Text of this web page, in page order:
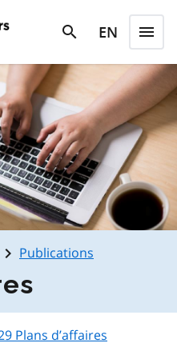
search
search
EN menu
Menu
navigate_next Publications
Plans d’affaires